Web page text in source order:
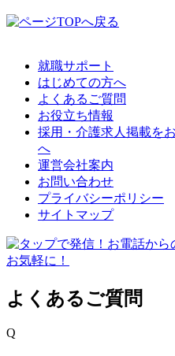
就職サポート
はじめての方へ
よくあるご質問
お役立ち情報
採用・介護求人掲載を
へ
運営会社案内
お問い合わせ
プライバシーポリシー
サイトマップ
よくあるご質問
Q